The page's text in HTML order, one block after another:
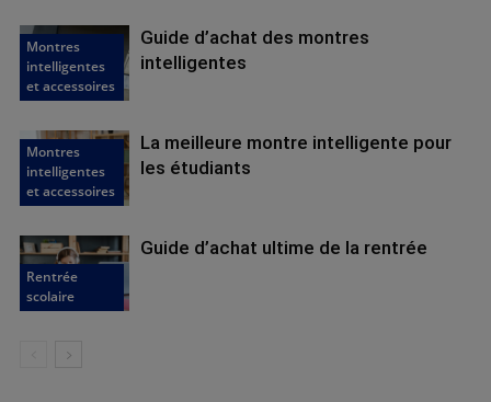
Montres
intelligentes
et accessoires
Guide d’achat des montres
intelligentes
Montres
intelligentes
et accessoires
La meilleure montre intelligente pour
les étudiants
Rentrée
scolaire
Guide d’achat ultime de la rentrée